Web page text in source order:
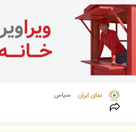
نمای ایران سپاس